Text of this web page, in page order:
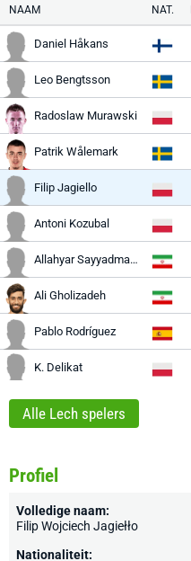
NAAM NAT.
Daniel Håkans
Leo Bengtsson
Radoslaw Murawski
Patrik Wålemark
Filip Jagiello
Antoni Kozubal
Allahyar Sayyadmanesh
Ali Gholizadeh
Pablo Rodríguez
K. Delikat
Alle Lech spelers
Profiel
Volledige naam:
Filip Wojciech Jagiełło
Nationaliteit: